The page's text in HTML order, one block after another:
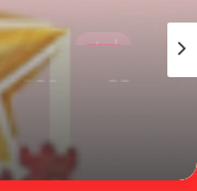
أخبار
19 يونيو، 2026
مستند جديد
من قضية المريخ